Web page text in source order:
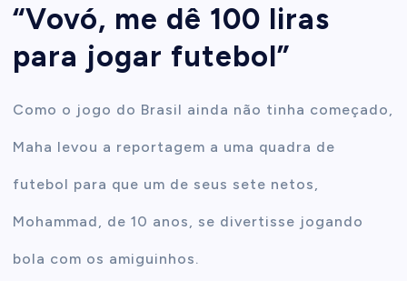
“Vovó, me dê 100 liras
para jogar futebol”
Como o jogo do Brasil ainda não tinha começado,
Maha levou a reportagem a uma quadra de
futebol para que um de seus sete netos,
Mohammad, de 10 anos, se divertisse jogando
bola com os amiguinhos.